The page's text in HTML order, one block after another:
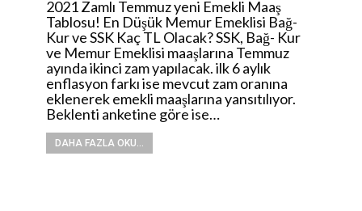
2021 Zamlı Temmuz yeni Emekli Maaş
Tablosu! En Düşük Memur Emeklisi Bağ-
Kur ve SSK Kaç TL Olacak? SSK, Bağ- Kur
ve Memur Emeklisi maaşlarına Temmuz
ayında ikinci zam yapılacak. ilk 6 aylık
enflasyon farkı ise mevcut zam oranına
eklenerek emekli maaşlarına yansıtılıyor.
Beklenti anketine göre ise…
DAHA FAZLA OKU...